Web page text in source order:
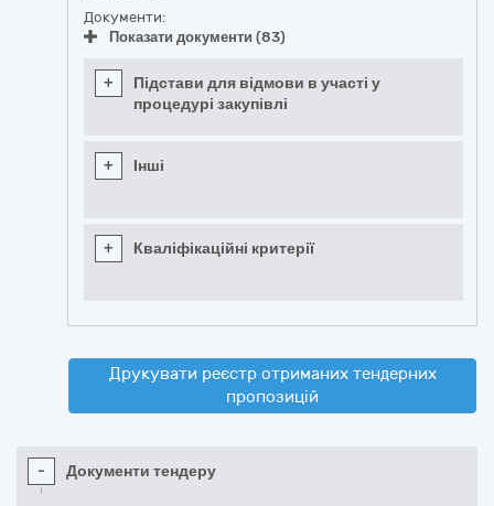
Документи:
Показати документи (83)
+
Підстави для відмови в участі у
процедурі закупівлі
+ Інші
+ Кваліфікаційні критерії
Друкувати реєстр отриманих тендерних
пропозицій
- Документи тендеру